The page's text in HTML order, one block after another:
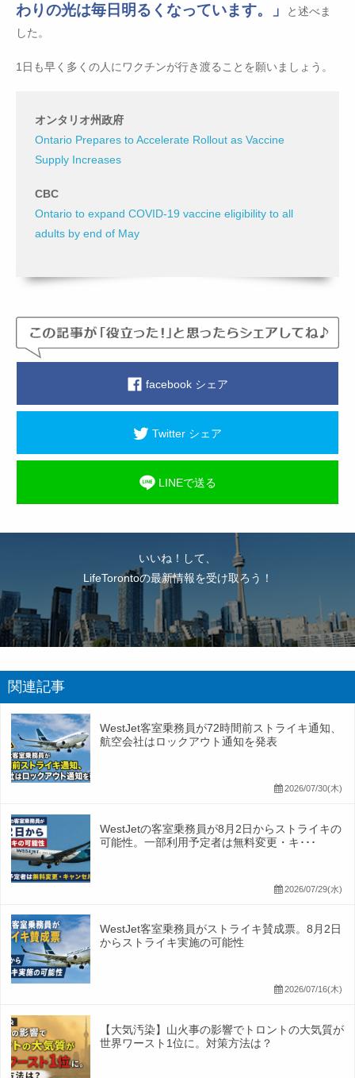
わりの光は毎日明るくなっています。」
と述べま
した。
1日も早く多くの人にワクチンが行き渡ることを願いましょう。
オンタリオ州政府
Ontario Prepares to Accelerate Rollout as Vaccine
Supply Increases
CBC
Ontario to expand COVID-19 vaccine eligibility to all
adults by end of May
facebook シェア
Twitter シェア
LINEで送る
いいね！して、
LifeTorontoの最新情報を受け取ろう！
関連記事
WestJet客室乗務員が72時間前ストライキ通知、
航空会社はロックアウト通知を発表
2026/07/30(木)
WestJetの客室乗務員が8月2日からストライキの
可能性。一部利用予定者は無料変更・キ･･･
2026/07/29(水)
WestJet客室乗務員がストライキ賛成票。8月2日
からストライキ実施の可能性
2026/07/16(木)
【大気汚染】山火事の影響でトロントの大気質が
世界ワースト1位に。対策方法は？